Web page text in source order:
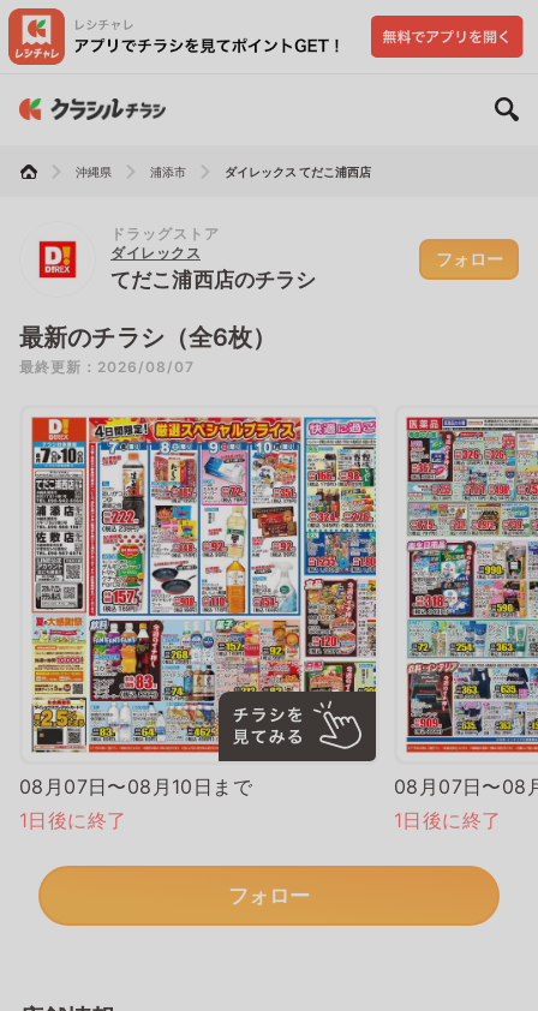
沖縄県 浦添市 ダイレックス てだこ浦西店
ドラッグストア
ダイレックス
てだこ浦西店のチラシ
フォロー
最新のチラシ（全6枚）
最終更新：2026/08/07
08月07日〜08月10日まで
1日後に終了
08月07日〜08
1日後に終了
フォロー